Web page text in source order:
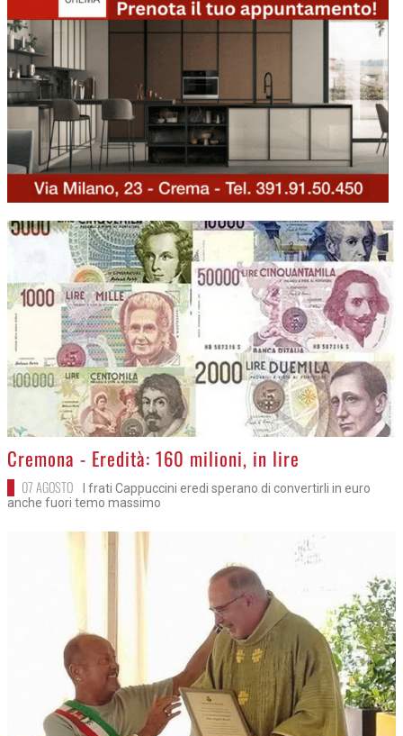
>
Cremona - Eredità: 160 milioni, in lire
07 AGOSTO
I frati Cappuccini eredi sperano di convertirli in euro
anche fuori temo massimo